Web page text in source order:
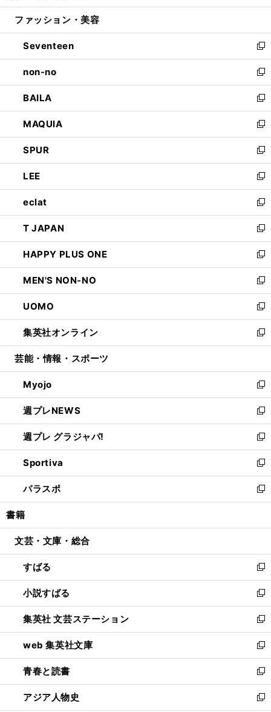
開
ウ
開
く
ン
ウ
で
開
く
ウ
ン
ド
ウ
で
開
く
ファッション・美容
Seventeen
新
し
い
ウ
ィ
ン
ド
ウ
で
開
く
non-no
新
し
い
ウ
ィ
ン
ド
ウ
で
開
く
BAILA
新
し
い
ウ
ィ
ン
ド
ウ
で
開
く
MAQUIA
新
し
い
ウ
ィ
ン
ド
ウ
で
開
く
SPUR
新
し
い
ウ
ィ
ン
ド
ウ
で
開
く
LEE
新
し
い
ウ
ィ
ン
ド
ウ
で
開
く
eclat
新
し
い
ウ
ィ
ン
ド
ウ
で
開
く
T JAPAN
新
し
い
ウ
ィ
ン
ド
ウ
で
開
HAPPY PLUS ONE
新
し
い
ウ
ィ
ン
ド
ウ
開
く
MEN'S NON-NO
新
し
い
ウ
ィ
ン
ウ
で
開
く
UOMO
新
し
い
ウ
ン
ド
ウ
で
開
く
集英社オンライン
新
し
ウ
ィ
ン
ド
ウ
で
開
く
芸能・情報・スポーツ
Myojo
新
し
い
ウ
ィ
ン
ド
ウ
で
開
週プレNEWS
新
し
い
ウ
ィ
ン
ド
ウ
開
週プレ グラジャパ!
新
し
い
ウ
ィ
ン
ウ
開
く
Sportiva
新
し
い
ウ
ン
ウ
で
開
く
パラスポ
新
し
ウ
ン
ド
ウ
で
開
く
書籍
文芸・文庫・総合
すばる
新
し
い
ウ
ィ
ン
ド
ウ
で
開
く
小説すばる
新
し
い
ウ
ィ
ン
ド
ウ
で
集英社 文芸ステーション
新
し
い
ウ
ィ
ン
ド
web 集英社文庫
新
し
い
ウ
ィ
青春と読書
新
し
い
アジア人物史
新